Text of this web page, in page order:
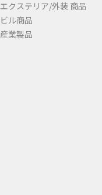
エクステリア/外装 商品
ビル商品
産業製品